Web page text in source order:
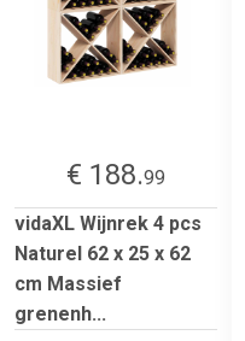
€ 188.99
vidaXL Wijnrek 4 pcs
Naturel 62 x 25 x 62
cm Massief
grenenh...